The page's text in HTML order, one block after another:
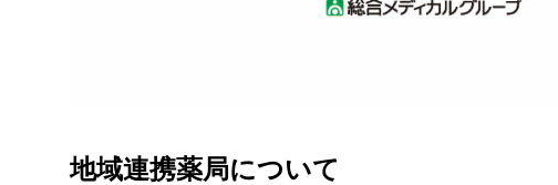
地域連携薬局について